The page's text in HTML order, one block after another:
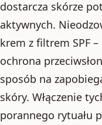
dostarcza skórze
aktywnych.
krem z filtrem SPF
ochrona
sposób na
skóry. Włączenie
porannego rytuału